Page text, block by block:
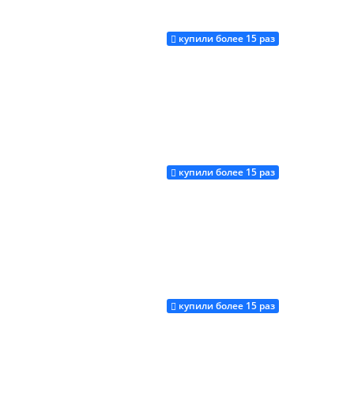
Купить
купили более 15 раз
Купить
купили более 15 раз
Купить
купили более 15 раз